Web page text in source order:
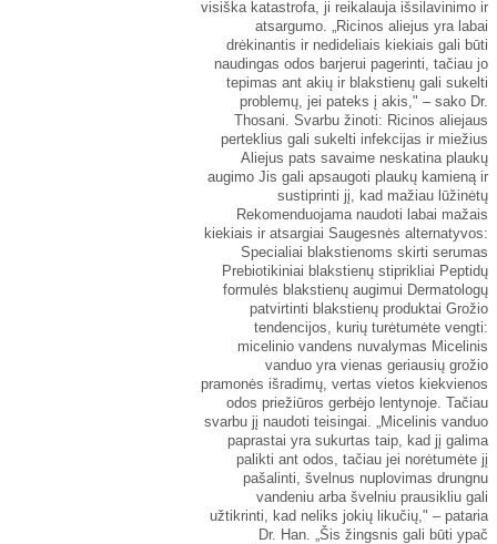
visiška katastrofa, ji reikalauja išsilavinimo ir
atsargumo. „Ricinos aliejus yra labai
drėkinantis ir nedideliais kiekiais gali būti
naudingas odos barjerui pagerinti, tačiau jo
tepimas ant akių ir blakstienų gali sukelti
problemų, jei pateks į akis," – sako Dr.
Thosani. Svarbu žinoti: Ricinos aliejaus
perteklius gali sukelti infekcijas ir miežius
Aliejus pats savaime neskatina plaukų
augimo Jis gali apsaugoti plaukų kamieną ir
sustiprinti jį, kad mažiau lūžinėtų
Rekomenduojama naudoti labai mažais
kiekiais ir atsargiai Saugesnės alternatyvos:
Specialiai blakstienoms skirti serumas
Prebiotikiniai blakstienų stiprikliai Peptidų
formulės blakstienų augimui Dermatologų
patvirtinti blakstienų produktai Grožio
tendencijos, kurių turėtumėte vengti:
micelinio vandens nuvalymas Micelinis
vanduo yra vienas geriausių grožio
pramonės išradimų, vertas vietos kiekvienos
odos priežiūros gerbėjo lentynoje. Tačiau
svarbu jį naudoti teisingai. „Micelinis vanduo
paprastai yra sukurtas taip, kad jį galima
palikti ant odos, tačiau jei norėtumėte jį
pašalinti, švelnus nuplovimas drungnu
vandeniu arba švelniu prausikliu gali
užtikrinti, kad neliks jokių likučių," – pataria
Dr. Han. „Šis žingsnis gali būti ypač